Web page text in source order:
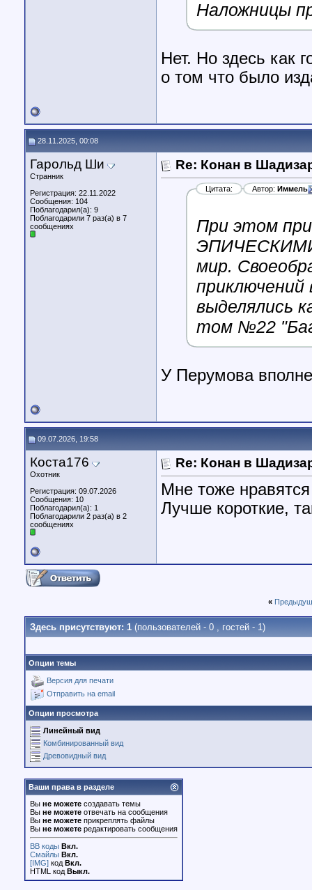
Наложницы
Нет. Но здесь как
о том что было
28.11.2025, 00:08
Гарольд Ши
Странник
Регистрация: 22.11.2022
Сообщения: 104
Поблагодарил(а): 9
Поблагодарили 7 раз(а) в 7
сообщениях
Re: Конан в
Цитата: Автор: Иммель
При этом
мир.
приключений
выделялись
том №22
У Перумова
09.07.2026, 19:58
Коста176
Охотник
Регистрация: 09.07.2026
Сообщения: 10
Поблагодарил(а): 1
Поблагодарили 2 раз(а) в 2
сообщениях
Re: Конан в
Мне тоже
Лучше короткие,
«
Здесь присутствуют: 1 (пользователей - 0 , гостей - 1)
Опции темы
Версия для печати
Отправить на email
Опции просмотра
Линейный вид
Комбинированный вид
Древовидный вид
Ваши права в разделе
Вы не можете создавать темы
Вы не можете отвечать на сообщения
Вы не можете прикреплять файлы
Вы не можете редактировать сообщения
BB коды Вкл.
Смайлы Вкл.
[IMG] код Вкл.
HTML код Выкл.